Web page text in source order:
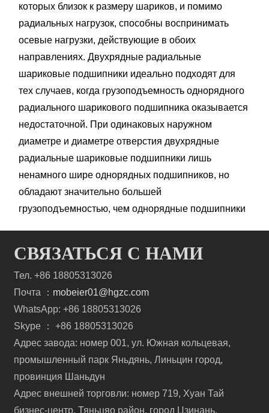
которых близок к размеру шариков, и помимо
радиальных нагрузок, способны воспринимать
осевые нагрузки, действующие в обоих
направлениях. Двухрядные радиальные
шариковые подшипники идеально подходят для
тех случаев, когда грузоподъемность однорядного
радиального шарикового подшипника оказывается
недостаточной. При одинаковых наружном
диаметре и диаметре отверстия двухрядные
радиальные шариковые подшипники лишь
ненамного шире однорядных подшипников, но
обладают значительно большей
грузоподъемностью, чем однорядные подшипники
СВЯЗАТЬСЯ С НАМИ
Тел. +86 18805313026
Почта ： mobeier01@hgzc.com
WhatsApp: +86 18805313026
Skype ： +86 18805313026
Адрес завода: номер 001, ул. Южная кольцевая,
промышленный парк Яньдянь, Линьцин город,
провинция Шаньдун
Адрес внешней торговли: номер 719, Хуан Тай
бизнес-центр, Тяньцяо район, город Цзинань,